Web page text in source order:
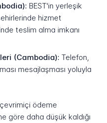
BEST'in yerleşik
hizmet
teslim alma imkanı
(Cambodia): Telefon,
mesajlaşması yoluyla
ödeme
göre daha düşük kaldığı